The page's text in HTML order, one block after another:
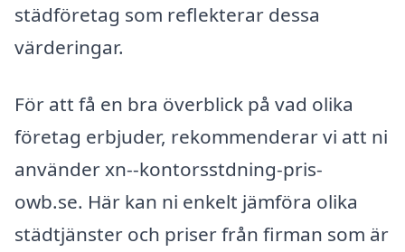
städföretag som reflekterar dessa
värderingar.
För att få en bra överblick på vad olika
företag erbjuder, rekommenderar vi att ni
använder xn--kontorsstdning-pris-
owb.se. Här kan ni enkelt jämföra olika
städtjänster och priser från firman som är